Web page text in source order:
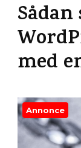
med
Annonce